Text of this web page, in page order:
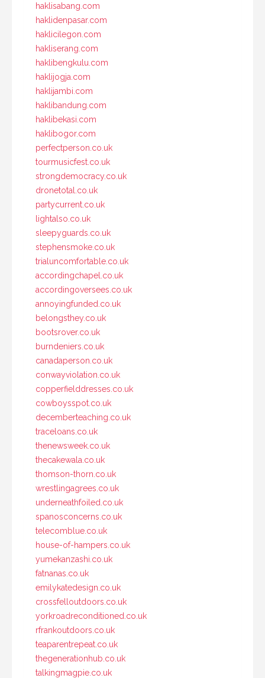
haklisabang.com
haklidenpasar.com
haklicilegon.com
hakliserang.com
haklibengkulu.com
haklijogja.com
haklijambi.com
haklibandung.com
haklibekasi.com
haklibogor.com
perfectperson.co.uk
tourmusicfest.co.uk
strongdemocracy.co.uk
dronetotal.co.uk
partycurrent.co.uk
lightalso.co.uk
sleepyguards.co.uk
stephensmoke.co.uk
trialuncomfortable.co.uk
accordingchapel.co.uk
accordingoversees.co.uk
annoyingfunded.co.uk
belongsthey.co.uk
bootsrover.co.uk
burndeniers.co.uk
canadaperson.co.uk
conwayviolation.co.uk
copperfielddresses.co.uk
cowboysspot.co.uk
decemberteaching.co.uk
traceloans.co.uk
thenewsweek.co.uk
thecakewala.co.uk
thomson-thorn.co.uk
wrestlingagrees.co.uk
underneathfoiled.co.uk
spanosconcerns.co.uk
telecomblue.co.uk
house-of-hampers.co.uk
yumekanzashi.co.uk
fatnanas.co.uk
emilykatedesign.co.uk
crossfelloutdoors.co.uk
yorkroadreconditioned.co.uk
rfrankoutdoors.co.uk
teaparentrepeat.co.uk
thegenerationhub.co.uk
talkingmagpie.co.uk